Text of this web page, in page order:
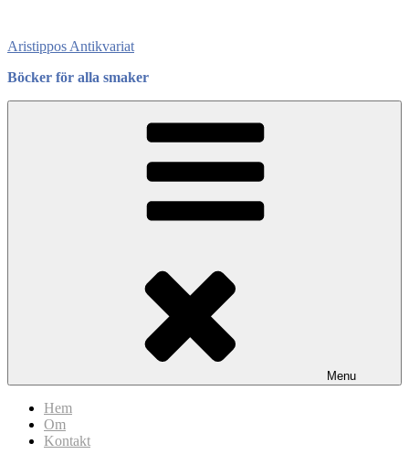
content
Aristippos Antikvariat
Böcker för alla smaker
Menu
Hem
Om
Kontakt